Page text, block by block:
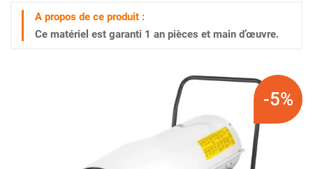
A propos de ce produit :
Ce matériel est garanti 1 an pièces et main d’œuvre.
-5%